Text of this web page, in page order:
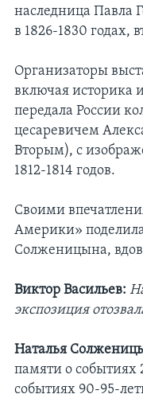
наследница Павла
в 1826-1830 годах,
Организаторы
включая историка
передала России
цесаревичем
Вторым), с
1812-1814 годов.
Своими
Америки»
Солженицына,
Виктор Васильев:
экспозиция
Наталья
памяти о событиях
событиях 90-95-